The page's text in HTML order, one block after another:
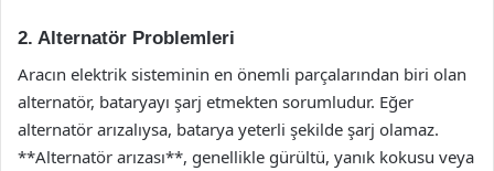
2. Alternatör Problemleri
Aracın elektrik sisteminin en önemli parçalarından biri olan
alternatör, bataryayı şarj etmekten sorumludur. Eğer
alternatör arızalıysa, batarya yeterli şekilde şarj olamaz.
**Alternatör arızası**, genellikle gürültü, yanık kokusu veya